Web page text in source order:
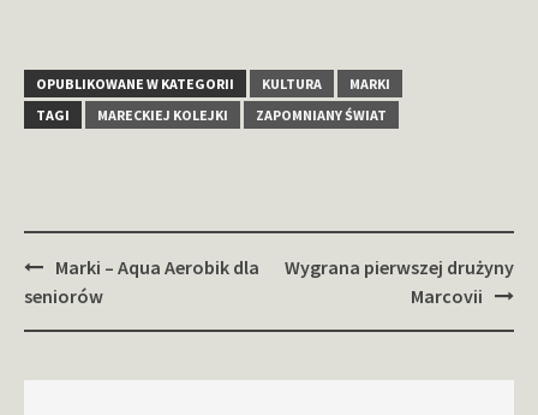
OPUBLIKOWANE W KATEGORII KULTURA
MARKI
TAGI
MARECKIEJ KOLEJKI ZAPOMNIANY ŚWIAT
Zobacz
wpisy
Marki – Aqua Aerobik dla
seniorów
Wygrana pierwszej drużyny
Marcovii